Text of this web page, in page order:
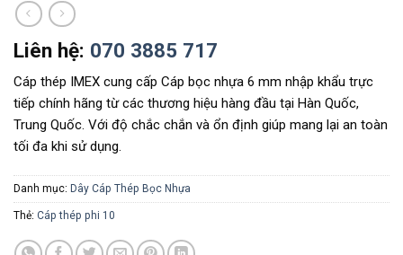
Liên hệ: 070 3885 717
Cáp thép IMEX cung cấp Cáp bọc nhựa 6 mm nhập khẩu trực
tiếp chính hãng từ các thương hiệu hàng đầu tại Hàn Quốc,
Trung Quốc. Với độ chắc chắn và ổn định giúp mang lại an toàn
tối đa khi sử dụng.
Danh mục: Dây Cáp Thép Bọc Nhựa
Thẻ: Cáp thép phi 10